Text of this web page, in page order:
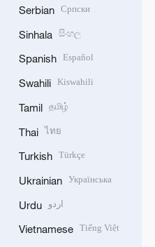
Serbian Српски
Sinhala සිංහල
Spanish Español
Swahili Kiswahili
Tamil தமிழ்
Thai ไทย
Turkish Türkçe
Ukrainian Українська
Urdu اردو
Vietnamese Tiếng Việt